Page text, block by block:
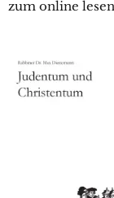
zum online